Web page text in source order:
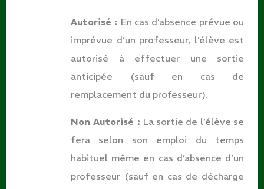
Autorisé : En cas d’absence prévue ou
imprévue d’un professeur, l’élève est
autorisé à effectuer une sortie
anticipée (sauf en cas de
remplacement du professeur).
Non Autorisé : La sortie de l’élève se
fera selon son emploi du temps
habituel même en cas d’absence d’un
professeur (sauf en cas de décharge